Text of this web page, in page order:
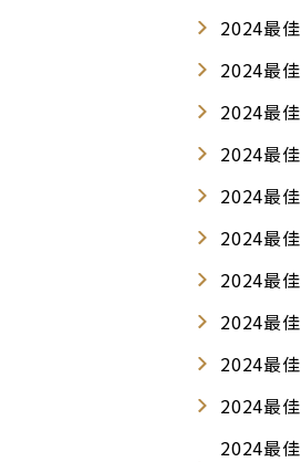
2024最
2024最
2024最
2024最
2024最
2024最
2024最
2024最
2024最
2024最
2024最